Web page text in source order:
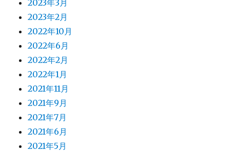
2023年3月
2023年2月
2022年10月
2022年6月
2022年2月
2022年1月
2021年11月
2021年9月
2021年7月
2021年6月
2021年5月